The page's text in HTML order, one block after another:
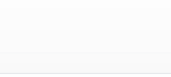
و همچنین مواد شیمیایی، مقاومت بسیار بالایی